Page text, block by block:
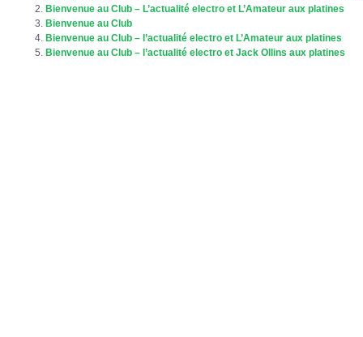
Bienvenue au Club – L’actualité electro et L’Amateur aux platines
Bienvenue au Club
Bienvenue au Club – l’actualité electro et L’Amateur aux platines
Bienvenue au Club – l’actualité electro et Jack Ollins aux platines